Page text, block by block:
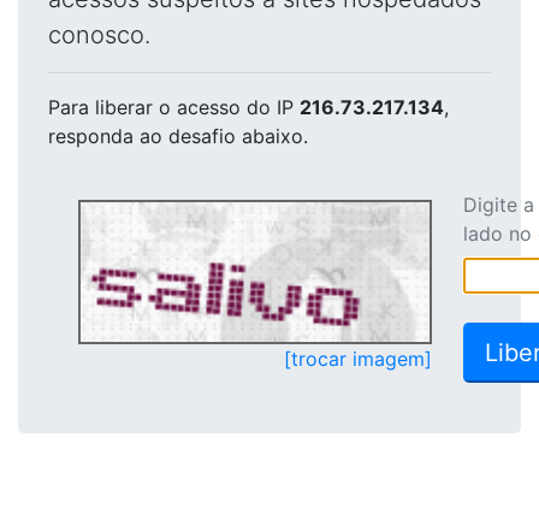
conosco.
Para liberar o acesso do IP 216.73.217.134,
responda ao desafio abaixo.
[trocar imagem]
Digite
lado no